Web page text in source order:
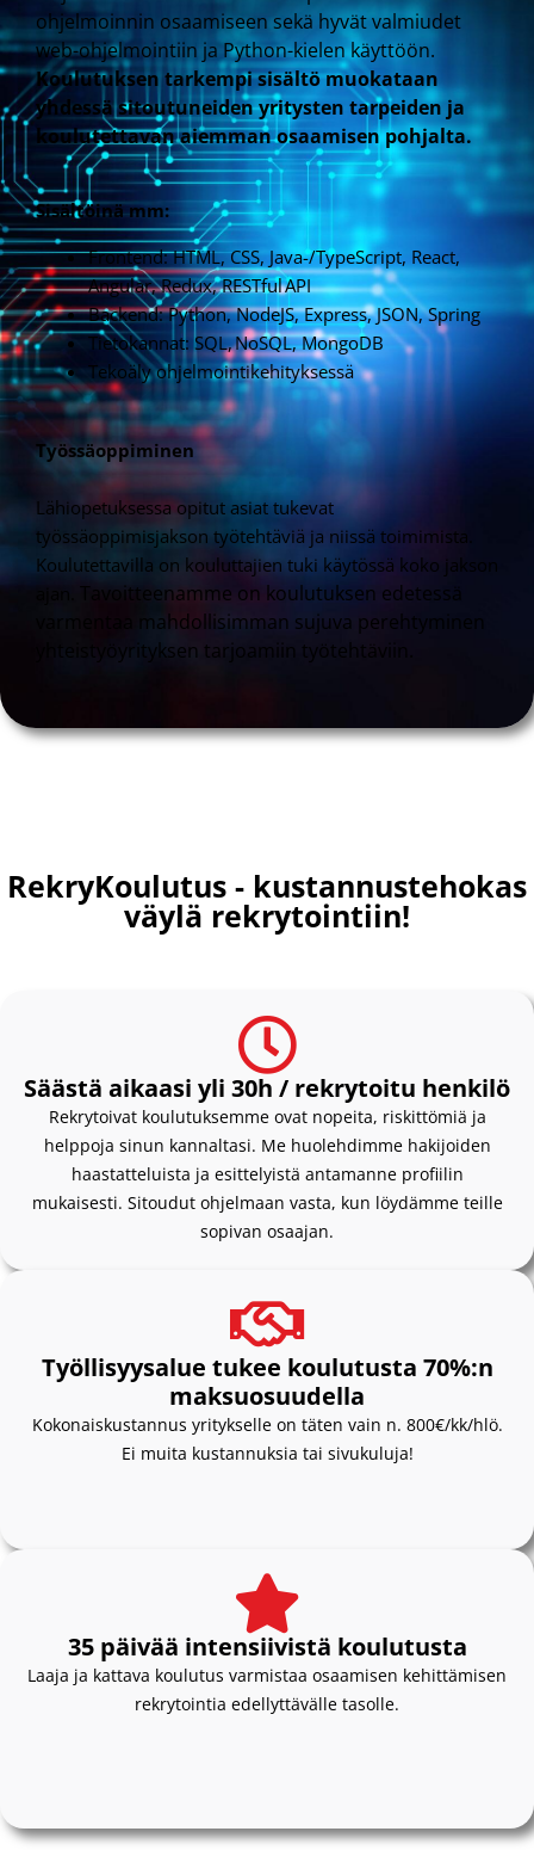
ohjelmoinnin osaamiseen sekä hyvät valmiudet
web-ohjelmointiin ja Python-kielen käyttöön.
Koulutuksen tarkempi sisältö muokataan
yhdessä sitoutuneiden yritysten tarpeiden ja
koulutettavan aiemman osaamisen pohjalta.
Sisältöinä mm:
Frontend: HTML, CSS, Java-/TypeScript, React,
Angular, Redux, RESTful API
Backend: Python, NodeJS, Express, JSON, Spring
Tietokannat: SQL, NoSQL, MongoDB
Tekoäly ohjelmointikehityksessä
Työssäoppiminen
Lähiopetuksessa opitut asiat tukevat
työssäoppimisjakson työtehtäviä ja niissä toimimista.
Koulutettavilla on kouluttajien tuki käytössä koko jakson
ajan. Tavoitteenamme on koulutuksen edetessä
varmentaa mahdollisimman sujuva perehtyminen
yhteistyöyrityksen tarjoamiin työtehtäviin.
RekryKoulutus - kustannustehokas
väylä rekrytointiin!
Säästä aikaasi yli 30h / rekrytoitu henkilö
Rekrytoivat koulutuksemme ovat nopeita, riskittömiä ja
helppoja sinun kannaltasi. Me huolehdimme hakijoiden
haastatteluista ja esittelyistä antamanne profiilin
mukaisesti. Sitoudut ohjelmaan vasta, kun löydämme teille
sopivan osaajan.
Työllisyysalue​ tukee koulutusta 70%:n
maksuosuudella
Kokonaiskustannus yritykselle on täten vain n. 800€/kk/hlö.
Ei muita kustannuksia tai sivukuluja!
35 päivää intensiivistä koulutusta
Laaja ja kattava koulutus varmistaa osaamisen kehittämisen
rekrytointia edellyttävälle tasolle.